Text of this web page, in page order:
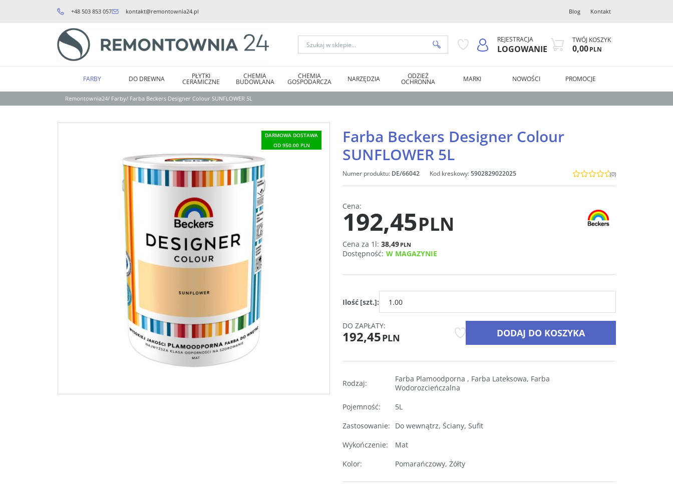
+48 503 853 057 kontakt@remontownia24.pl Blog Kontakt
REJESTRACJA
LOGOWANIE
TWÓJ KOSZYK
0,00PLN
FARBY DO DREWNA PŁYTKI
CERAMICZNE
CHEMIA
BUDOWLANA
CHEMIA
GOSPODARCZA NARZĘDZIA ODZIEŻ
OCHRONNA MARKI NOWOŚCI PROMOCJE
Remontownia24/ Farby/ Farba Beckers Designer Colour SUNFLOWER 5L
DARMOWA DOSTAWA
OD 950.00 PLN
Farba Beckers Designer Colour
SUNFLOWER 5L
Numer produktu: DE/66042 Kod kreskowy:5902829022025 (0)
Cena:
192,45PLN
Cena za 1l: 38,49 PLN
Dostępność: W MAGAZYNIE
Ilość [szt.]:
DO ZAPŁATY:
192,45PLN DODAJ DO KOSZYKA
Rodzaj: Farba Plamoodporna , Farba Lateksowa, Farba
Wodorozcieńczalna
Pojemność:
5L
Zastosowanie: Do wewnątrz, Ściany, Sufit
Wykończenie:
Mat
Kolor: Pomarańczowy, Żółty